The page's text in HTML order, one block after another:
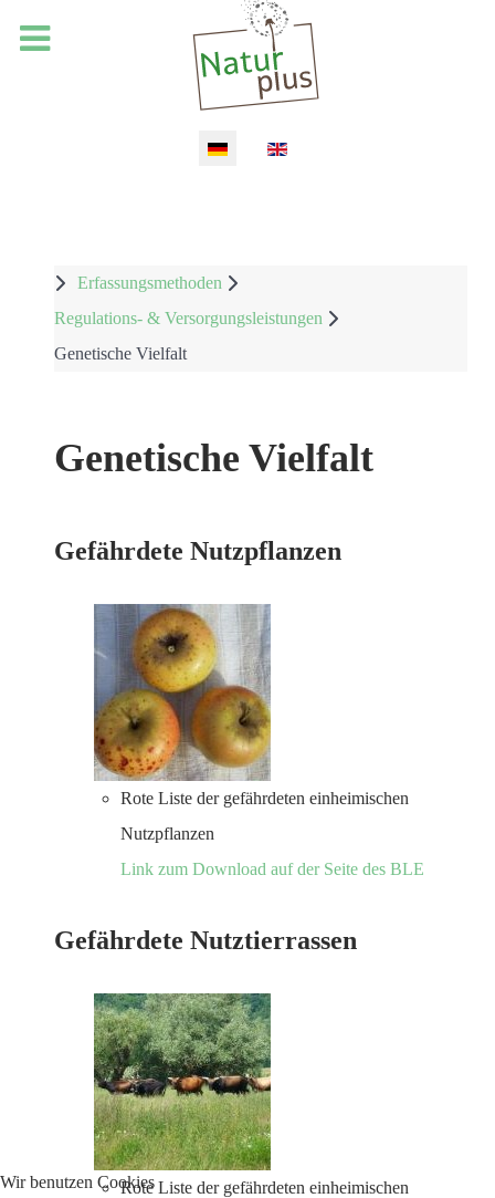
Erfassungsmethoden
Regulations- & Versorgungsleistungen
Genetische Vielfalt
Genetische Vielfalt
Gefährdete Nutzpflanzen
Rote Liste der gefährdeten einheimischen
Nutzpflanzen
Link zum Download auf der Seite des BLE
Gefährdete Nutztierrassen
Rote Liste der gefährdeten einheimischen
Wir benutzen Cookies